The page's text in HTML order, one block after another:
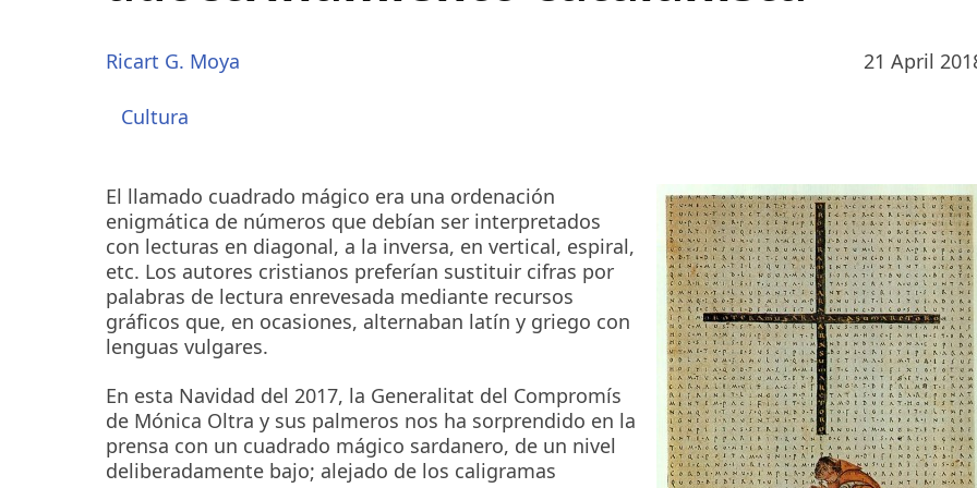
Ricart G. Moya 21 April
Cultura
El llamado cuadrado mágico era una ordenación
enigmática de números que debían ser interpretados
con lecturas en diagonal, a la inversa, en vertical, espiral,
etc. Los autores cristianos preferían sustituir cifras por
palabras de lectura enrevesada mediante recursos
gráficos que, en ocasiones, alternaban latín y griego con
lenguas vulgares.
En esta Navidad del 2017, la Generalitat del Compromís
de Mónica Oltra y sus palmeros nos ha sorprendido en la
prensa con un cuadrado mágico sardanero, de un nivel
deliberadamente bajo; alejado de los caligramas